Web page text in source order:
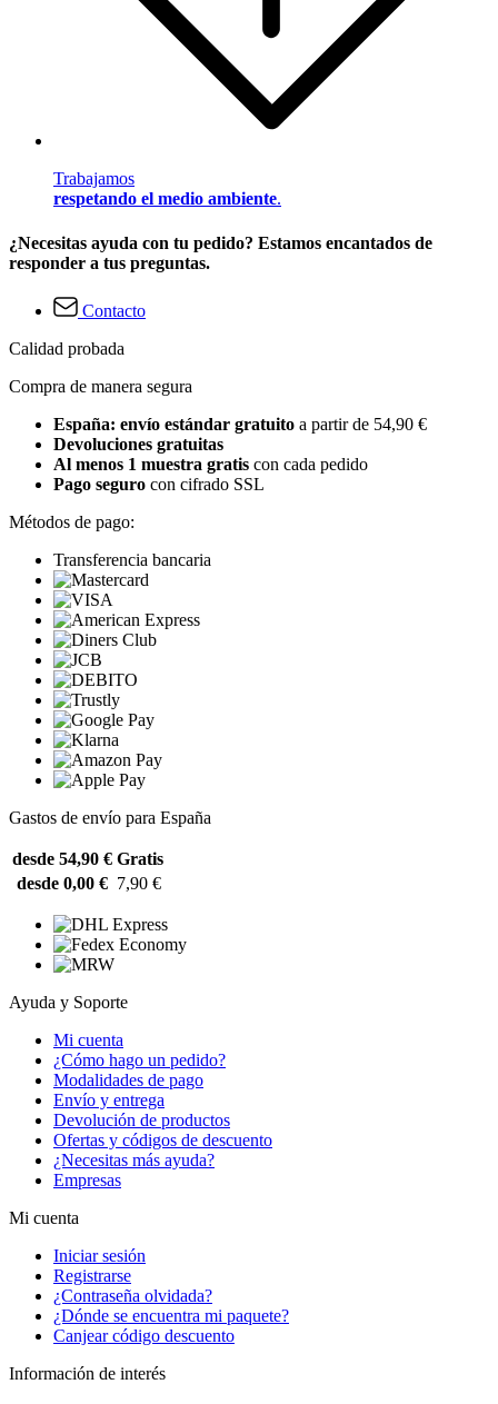
Trabajamos
respetando el medio ambiente.
¿Necesitas ayuda con tu pedido? Estamos encantados de
responder a tus preguntas.
Contacto
Calidad probada
Compra de manera segura
España: envío estándar gratuito a partir de 54,90 €
Devoluciones gratuitas
Al menos 1 muestra gratis con cada pedido
Pago seguro con cifrado SSL
Métodos de pago:
Transferencia bancaria
Gastos de envío para España
desde 54,90 € Gratis
desde 0,00 € 7,90 €
Ayuda y Soporte
Mi cuenta
¿Cómo hago un pedido?
Modalidades de pago
Envío y entrega
Devolución de productos
Ofertas y códigos de descuento
¿Necesitas más ayuda?
Empresas
Mi cuenta
Iniciar sesión
Registrarse
¿Contraseña olvidada?
¿Dónde se encuentra mi paquete?
Canjear código descuento
Información de interés